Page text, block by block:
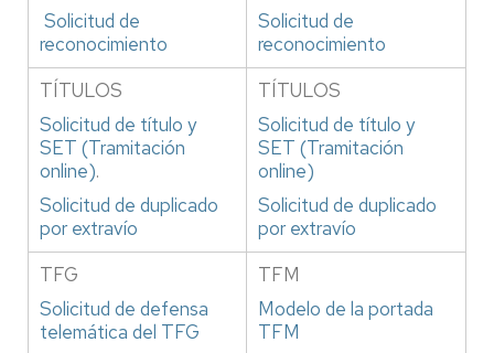
Solicitud de
reconocimiento
Solicitud de
reconocimiento
TÍTULOS
Solicitud de título y
SET (Tramitación
online).
Solicitud de duplicado
por extravío
TÍTULOS
Solicitud de título y
SET (Tramitación
online)
Solicitud de duplicado
por extravío
TFG
Solicitud de defensa
telemática del TFG
TFM
Modelo de la portada
TFM